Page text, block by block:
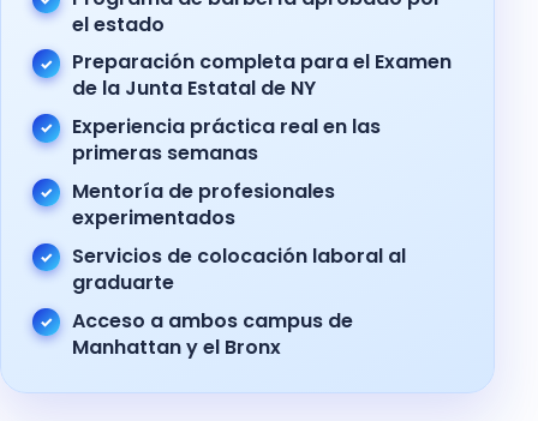
el estado
Preparación completa para el Examen
de la Junta Estatal de NY
Experiencia práctica real en las
primeras semanas
Mentoría de profesionales
experimentados
Servicios de colocación laboral al
graduarte
Acceso a ambos campus de
Manhattan y el Bronx